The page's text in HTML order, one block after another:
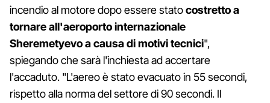
incendio al motore dopo essere statocostretto a
tornare all'aeroporto internazionale
Sheremetyevo a causa di motivi tecnici",
spiegando che sarà l'inchiesta ad accertare
l'accaduto. "L'aereo è stato evacuato in 55 secondi,
rispetto alla norma del settore di 90 secondi. Il